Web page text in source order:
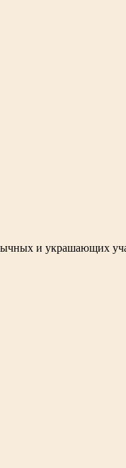
и украшающих